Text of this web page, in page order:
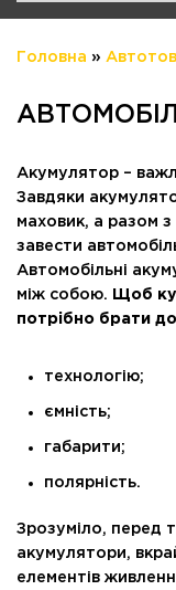
Головна »
Акумулятор –
Завдяки
маховик, а разом
завести
Автомобільні
між собою. Щоб
потрібно брати
технологію;
ємність;
габарити;
полярність.
Зрозуміло, перед
акумулятори,
елементів